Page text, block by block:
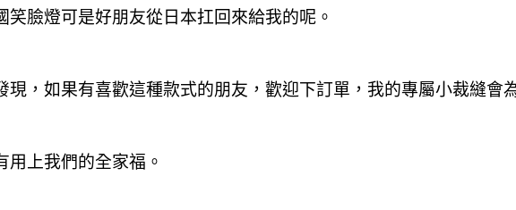
笑臉燈可是好朋友從日本扛回來給我的呢。
現 ，如果有喜歡這種款式的朋友 ，歡迎下訂單 ，我的專屬小裁縫會
用上我們的全家福。